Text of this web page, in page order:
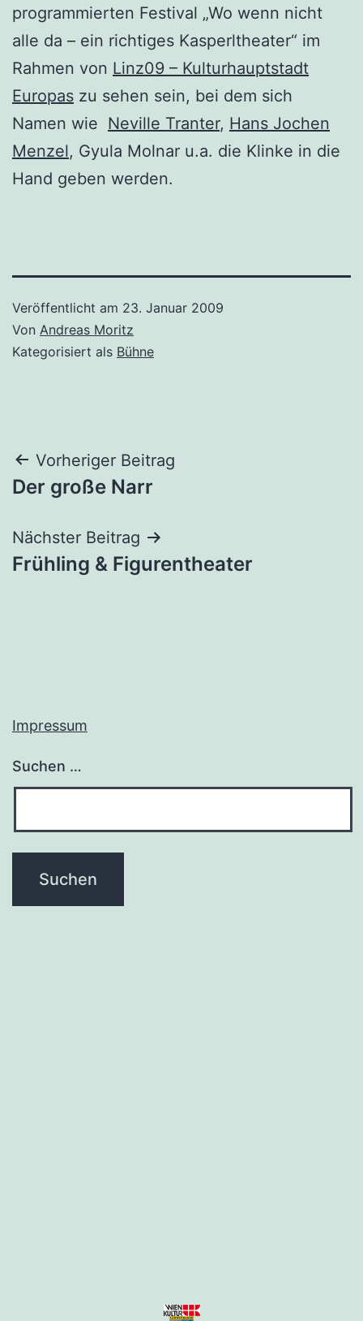
programmierten Festival „Wo wenn nicht
alle da – ein richtiges Kasperltheater“ im
Rahmen von Linz09 – Kulturhauptstadt
Europas zu sehen sein, bei dem sich
Namen wie Neville Tranter, Hans Jochen
Menzel, Gyula Molnar u.a. die Klinke in die
Hand geben werden.
Veröffentlicht am 23. Januar 2009
Von Andreas Moritz
Kategorisiert als Bühne
Beitragsnavigation
Vorheriger Beitrag
Der große Narr
Nächster Beitrag
Frühling & Figurentheater
Impressum
Suchen …